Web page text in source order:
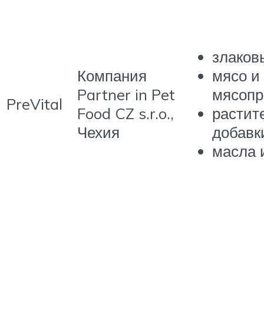
PreVital
Компания
Partner in Pet
Food CZ s.r.o.,
Чехия
мясо и
масла